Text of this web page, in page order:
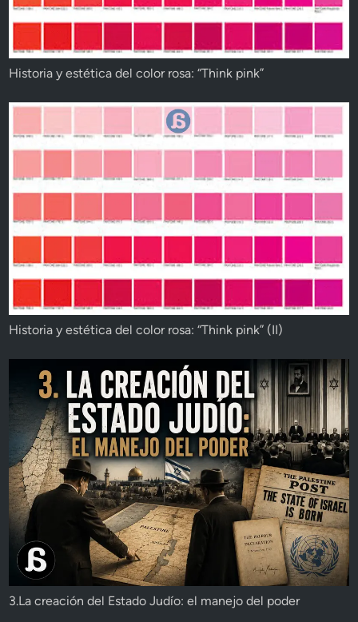
Historia y estética del color rosa: “Think pink”
Historia y estética del color rosa: “Think pink” (II)
3.La creación del Estado Judío: el manejo del poder